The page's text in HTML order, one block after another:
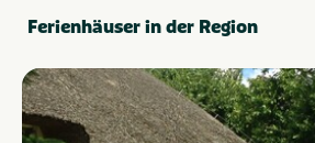
Ferienhäuser in der Region